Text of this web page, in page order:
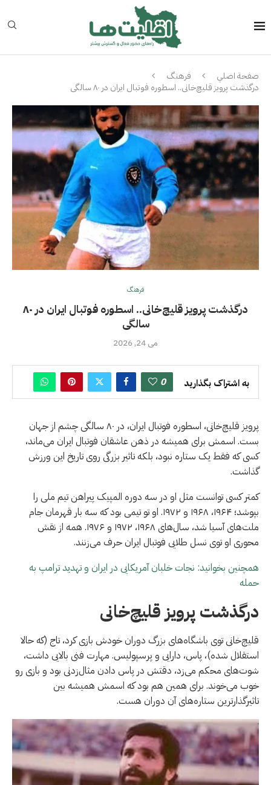
صفحة اصلي
فرهنگ
درگذشت پرویز قلیچ‌خانی.. اسطوره فوتبال ایران در ۸۰ سالگی
فرهنگ
درگذشت پرویز قلیچ‌خانی.. اسطوره فوتبال ایران در ۸۰
سالگی
می 24, 2026
به اشتراک بگذارید 0
پرویز قلیچ‌خانی، اسطوره فوتبال ایران، در ۸۰ سالگی چشم از جهان
بست. اسمش برای همیشه در ذهن عاشقان فوتبال ایران می‌ماند،
کسی که فقط یک ستاره نبود، بلکه تاثیر بزرگی روی تاریخ این ورزش
گذاشت.
کمتر کسی توانست مثل او در سه دوره المپیک پیراهن تیم ملی را
بپوشد؛ ۱۹۶۴، ۱۹۶۸ و ۱۹۷۲. او تو تیمی بود که سه بار قهرمان جام
ملت‌های آسیا شد، سال‌های ۱۹۶۸، ۱۹۷۲ و ۱۹۷۶. همه از نقش
محوری او توی نسل طلایی فوتبال ایران حرف می‌زنند.
همچنین بخوانید: نجات خلبان آمریکایی در ایران و تهدید ترامپ به
حمله
درگذشت پرویز قلیچ‌خانی
قلیچ‌خانی توی باشگاه‌های بزرگ دوران خودش بازی کرد، تاج (که حالا
استقلال شده)، پاس، دارایی و پرسپولیس. مهارت فنی بالایی داشت،
شوت‌های محکم می‌زد، دقتش در پاس دادن مثال‌زدنی بود و بازی رو
خوب می‌خوند. برای همین هم بود که اسمش همیشه بین
تاثیرگذارترین ستاره‌های آن دوران هست.